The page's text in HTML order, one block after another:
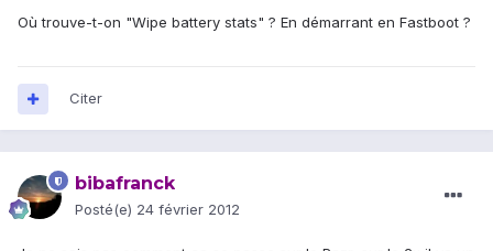
Où trouve-t-on "Wipe battery stats" ? En démarrant en Fastboot ?
Citer
bibafranck
Posté(e) 24 février 2012